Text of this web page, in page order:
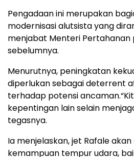
Pengadaan ini merupakan
modernisasi alutsista yang
menjabat Menteri Pertahanan
sebelumnya.
Menurutnya, peningkatan
diperlukan sebagai deterrent
terhadap potensi
kepentingan lain selain
tegasnya.
Ia menjelaskan, jet Rafale
kemampuan tempur udara,